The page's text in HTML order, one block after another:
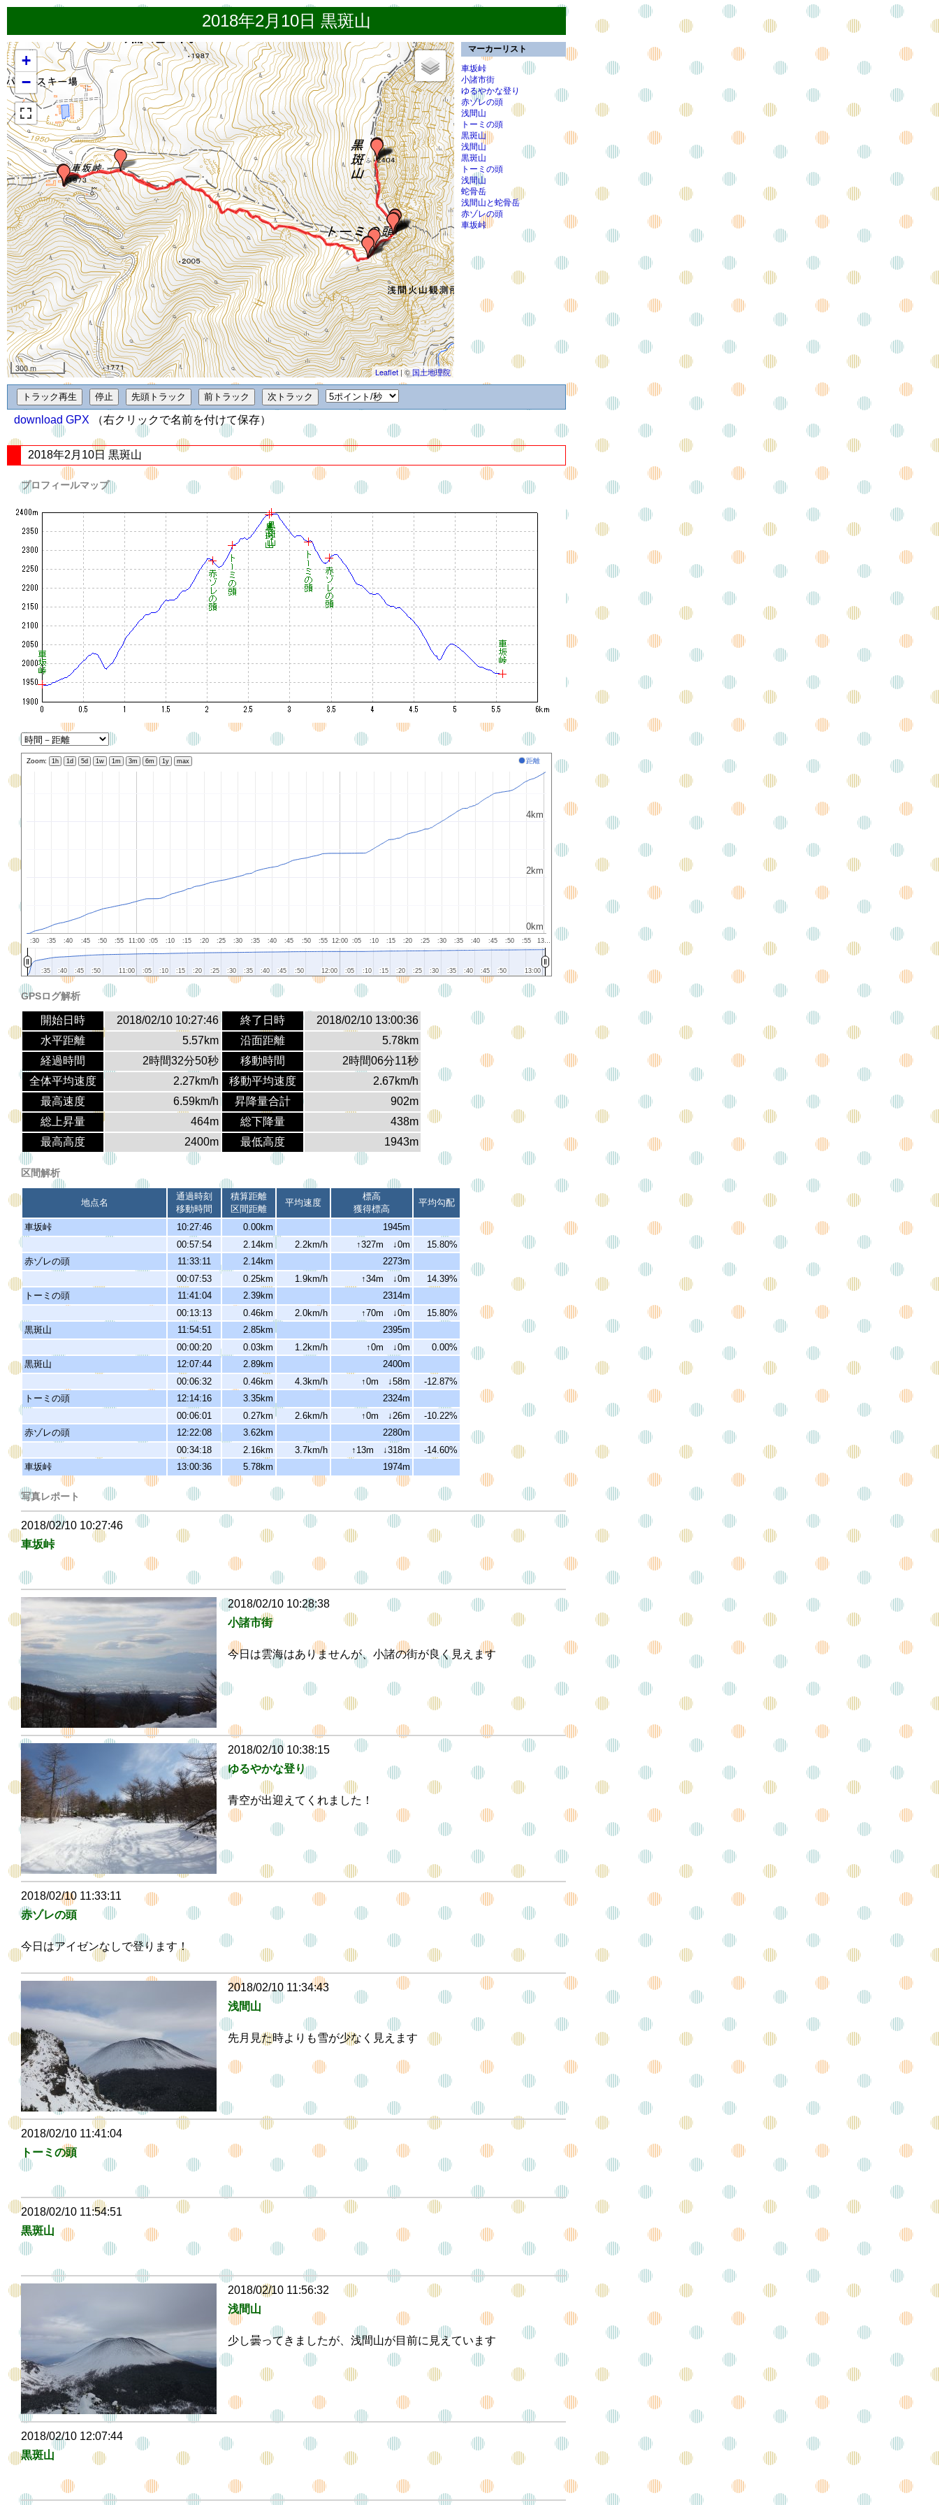
2018年2月10日 黒斑山
+
−
300 m Leaflet| ©国土地理院
マーカーリスト
車坂峠
小諸市街
ゆるやかな登り
赤ゾレの頭
浅間山
トーミの頭
黒斑山
浅間山
黒斑山
トーミの頭
浅間山
蛇骨岳
浅間山と蛇骨岳
赤ゾレの頭
車坂峠
download GPX （右クリックで名前を付けて保存）
2018年2月10日 黒斑山
プロフィールマップ
Zoom: 1h 1d 5d 1w 1m 3m 6m 1y max 距離
11:00 12:00 13…
:30 :35 :40 :45 :50 :55 :05 :10 :15 :20 :25 :30 :35 :40 :45 :50 :55 :05 :10 :15 :20 :25 :30 :35 :40 :45 :50 :55
0km
0km
2km
2km
4km
4km
11:00
11:00 12:00
12:00 13:00
13:00
:35
:35 :40
:40 :45
:45 :50
:50 :05
:05 :10
:10 :15
:15 :20
:20 :25
:25 :30
:30 :35
:35 :40
:40 :45
:45 :50
:50 :05
:05 :10
:10 :15
:15 :20
:20 :25
:25 :30
:30 :35
:35 :40
:40 :45
:45 :50
:50
GPSログ解析
開始日時 2018/02/10 10:27:46 終了日時
2018/02/10 13:00:36
水平距離
5.57km 沿面距離
5.78km
経過時間
2時間32分50秒 移動時間
2時間06分11秒
全体平均速度
2.27km/h 移動平均速度
2.67km/h
最高速度
6.59km/h 昇降量合計
902m
総上昇量
464m 総下降量
438m
最高高度
2400m 最低高度 1943m
区間解析
地点名
通過時刻
移動時間
積算距離
区間距離
平均速度
標高
獲得標高
平均勾配
車坂峠 10:27:46 0.00km
1945m
00:57:54
2.14km 2.2km/h ↑327m ↓0m
15.80%
赤ゾレの頭
11:33:11 2.14km
2273m
00:07:53
0.25km 1.9km/h ↑34m ↓0m
14.39%
トーミの頭
11:41:04 2.39km
2314m
00:13:13
0.46km 2.0km/h ↑70m ↓0m
15.80%
黒斑山
11:54:51 2.85km
2395m
00:00:20
0.03km 1.2km/h ↑0m ↓0m
0.00%
黒斑山
12:07:44 2.89km
2400m
00:06:32
0.46km 4.3km/h ↑0m ↓58m
-12.87%
トーミの頭
12:14:16 3.35km
2324m
00:06:01
0.27km 2.6km/h ↑0m ↓26m
-10.22%
赤ゾレの頭
12:22:08 3.62km
2280m
00:34:18
2.16km 3.7km/h ↑13m ↓318m
-14.60%
車坂峠
13:00:36 5.78km 1974m
写真レポート
2018/02/10 10:27:46
車坂峠
2018/02/10 10:28:38
小諸市街
今日は雲海はありませんが、小諸の街が良く見えます
2018/02/10 10:38:15
ゆるやかな登り
青空が出迎えてくれました！
2018/02/10 11:33:11
赤ゾレの頭
今日はアイゼンなしで登ります！
2018/02/10 11:34:43
浅間山
先月見た時よりも雪が少なく見えます
2018/02/10 11:41:04
トーミの頭
2018/02/10 11:54:51
黒斑山
2018/02/10 11:56:32
浅間山
少し曇ってきましたが、浅間山が目前に見えています
2018/02/10 12:07:44
黒斑山